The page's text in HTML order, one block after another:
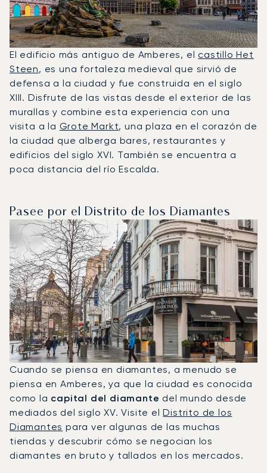
El edificio más antiguo de Amberes, el castillo Het
Steen, es una fortaleza medieval que sirvió de
defensa a la ciudad y fue construida en el siglo
XIII. Disfrute de las vistas desde el exterior de las
murallas y combine esta experiencia con una
visita a la Grote Markt, una plaza en el corazón de
la ciudad que alberga bares, restaurantes y
edificios del siglo XVI. También se encuentra a
poca distancia del río Escalda.
Pasee por el Distrito de los Diamantes
Cuando se piensa en diamantes, a menudo se
piensa en Amberes, ya que la ciudad es conocida
como la capital del diamante del mundo desde
mediados del siglo XV. Visite elDistrito de los
Diamantes para ver algunas de las muchas
tiendas y descubrir cómo se negocian los
diamantes en bruto y tallados en los mercados.